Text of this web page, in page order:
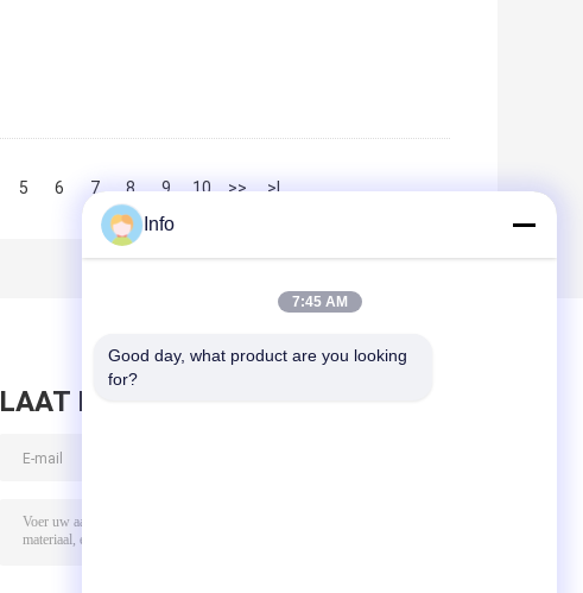
5 6 7 8 9 10 >> >|
LAAT BERICHT ACHTER
Info
7:45 AM
Good day, what product are you looking
for?